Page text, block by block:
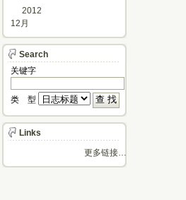
2012
12月
Search
关键字
类 型
Links
更多链接…